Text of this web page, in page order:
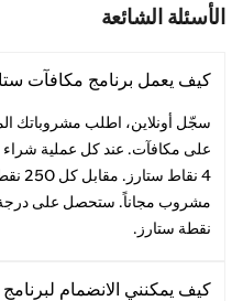
الأسئلة الشائعة
كيف يعمل برنامج مكافآت
سجّل أونلاين، اطلب مشروباتك
4
نقطة ستارز.
كيف يمكنني الانضمام